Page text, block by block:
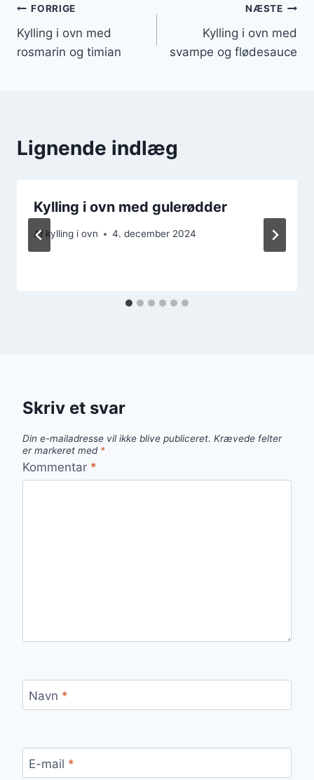
Indlægsnavigation
FORRIGE
Kylling i ovn med
rosmarin og timian
NÆSTE
Kylling i ovn med
svampe og flødesauce
Lignende indlæg
Kylling i ovn med gulerødder
Af kylling i ovn 4. december 2024
Skriv et svar
Din e-mailadresse vil ikke blive publiceret. Krævede felter
er markeret med *
Kommentar *
Navn *
E-mail *